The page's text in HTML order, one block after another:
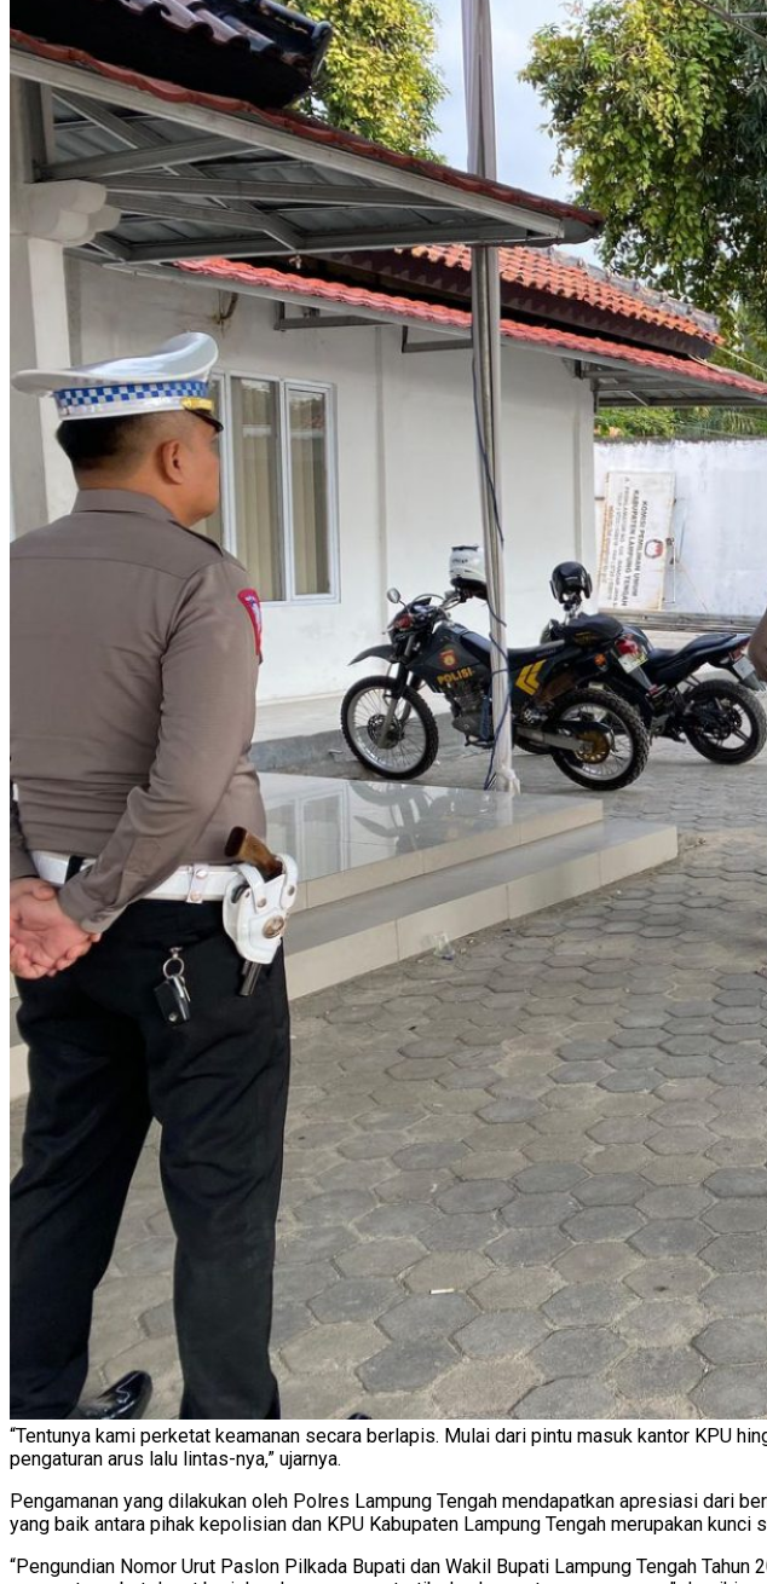
“Tentunya kami perketat keamanan secara berlapis. Mulai dari pintu masuk kantor KPU
pengaturan arus lalu lintas-nya,” ujarnya.
Pengamanan yang dilakukan oleh Polres Lampung Tengah mendapatkan apresiasi dari
yang baik antara pihak kepolisian dan KPU Kabupaten Lampung Tengah merupakan
“Pengundian Nomor Urut Paslon Pilkada Bupati dan Wakil Bupati Lampung Tengah